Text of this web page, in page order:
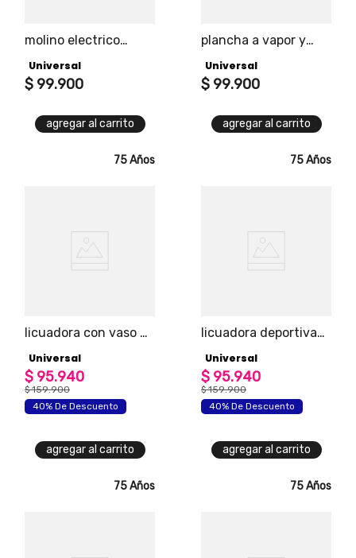
molino electrico
universal capacidad
50 gramos, rinde
diferentes tipos de
Universal
$ 99.900
agregar al carrito
plancha a vapor y
suela con
antiadherente para
Universal
$ 99.900
agregar al carrito
75 Años
licuadora con vaso de
velocidades + pulso
universal
Universal
$ 95.940
$ 159.900
40% De Descuento
agregar al carrito
75 Años
licuadora deportiva
Universal
$ 95.940
$ 159.900
40% De Descuento
agregar al carrito
75 Años 75 Años